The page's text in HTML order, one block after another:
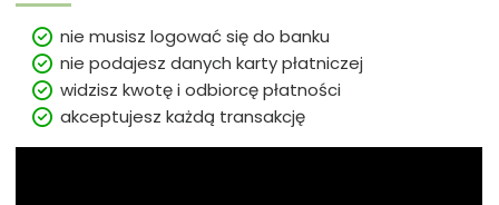
nie musisz logować się do banku
nie podajesz danych karty płatniczej
widzisz kwotę i odbiorcę płatności
akceptujesz każdą transakcję